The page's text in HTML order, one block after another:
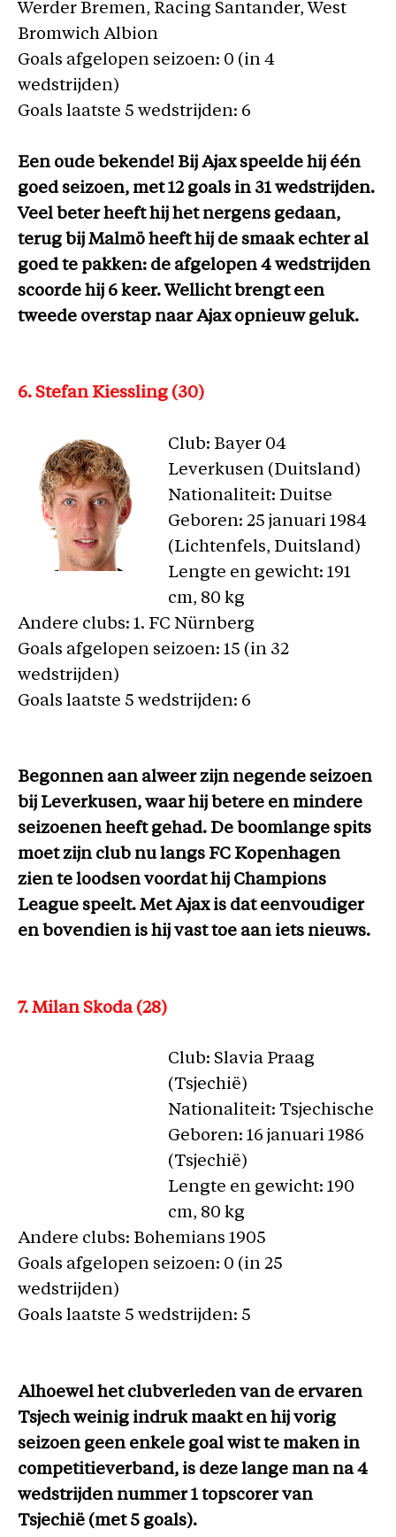
Werder Bremen, Racing Santander, West
Bromwich Albion
Goals afgelopen seizoen: 0 (in 4
wedstrijden)
Goals laatste 5 wedstrijden: 6
Een oude bekende! Bij Ajax speelde hij één
goed seizoen, met 12 goals in 31 wedstrijden.
Veel beter heeft hij het nergens gedaan,
terug bij Malmö heeft hij de smaak echter al
goed te pakken: de afgelopen 4 wedstrijden
scoorde hij 6 keer. Wellicht brengt een
tweede overstap naar Ajax opnieuw geluk.
6. Stefan Kiessling (30)
Club: Bayer 04
Leverkusen (Duitsland)
Nationaliteit: Duitse
Geboren: 25 januari 1984
(Lichtenfels, Duitsland)
Lengte en gewicht: 191
cm, 80 kg
Andere clubs: 1. FC Nürnberg
Goals afgelopen seizoen: 15 (in 32
wedstrijden)
Goals laatste 5 wedstrijden: 6
Begonnen aan alweer zijn negende seizoen
bij Leverkusen, waar hij betere en mindere
seizoenen heeft gehad. De boomlange spits
moet zijn club nu langs FC Kopenhagen
zien te loodsen voordat hij Champions
League speelt. Met Ajax is dat eenvoudiger
en bovendien is hij vast toe aan iets nieuws.
7. Milan Skoda (28)
Club: Slavia Praag
(Tsjechië)
Nationaliteit: Tsjechische
Geboren: 16 januari 1986
(Tsjechië)
Lengte en gewicht: 190
cm, 80 kg
Andere clubs: Bohemians 1905
Goals afgelopen seizoen: 0 (in 25
wedstrijden)
Goals laatste 5 wedstrijden: 5
Alhoewel het clubverleden van de ervaren
Tsjech weinig indruk maakt en hij vorig
seizoen geen enkele goal wist te maken in
competitieverband, is deze lange man na 4
wedstrijden nummer 1 topscorer van
Tsjechië (met 5 goals).